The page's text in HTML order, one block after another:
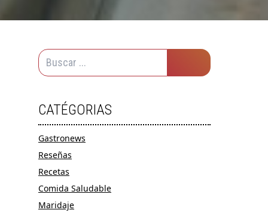
CATÉGORIAS
Gastronews
Reseñas
Recetas
Comida Saludable
Maridaje